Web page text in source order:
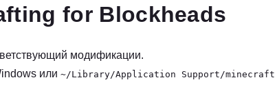
for Blockheads
модификации.
или ~/Library/Application Support/minecraft